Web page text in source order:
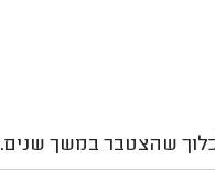
שהצטבר במשך שנים.